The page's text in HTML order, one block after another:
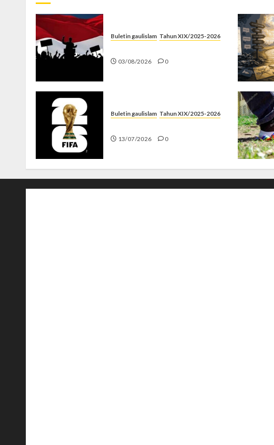
Buletin gaulislam Tahun XIX/2025-2026
03/08/2026 0
Buletin gaulislam Tahun XIX/2025-2026
13/07/2026 0